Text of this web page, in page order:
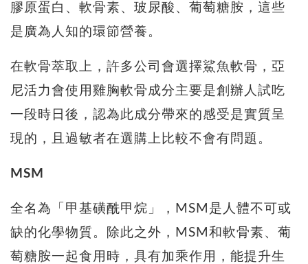
膠原蛋白、軟骨素、玻尿酸、葡萄糖胺，這些
是廣為人知的環節營養。
在軟骨萃取上，許多公司會選擇鯊魚軟骨，亞
尼活力會使用雞胸軟骨成分主要是創辦人試吃
一段時日後，認為此成分帶來的感受是實質呈
現的，且過敏者在選購上比較不會有問題。
MSM
全名為「甲基磺酰甲烷」，MSM是人體不可或
缺的化學物質。除此之外，MSM和軟骨素、葡
萄糖胺一起食用時，具有加乘作用，能提升生